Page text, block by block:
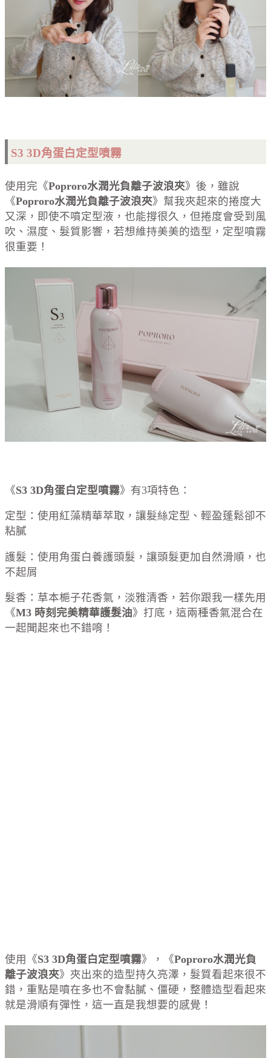
S3 3D角蛋白定型噴霧
使用完《Poproro水潤光負離子波浪夾》後，雖說
《Poproro水潤光負離子波浪夾》幫我夾起來的捲度大
又深，即使不噴定型液，也能撐很久，但捲度會受到風
吹、濕度、髮質影響，若想維持美美的造型，定型噴霧
很重要！
《S3 3D角蛋白定型噴霧》有3項特色：
定型：使用紅藻精華萃取，讓髮絲定型、輕盈蓬鬆卻不
粘膩
護髮：使用角蛋白養護頭髮，讓頭髮更加自然滑順，也
不起屑
髮香：草本梔子花香氣，淡雅清香，若你跟我一樣先用
《M3 時刻完美精華護髮油》打底，這兩種香氣混合在
一起聞起來也不錯唷！
使用《S3 3D角蛋白定型噴霧》，《Poproro水潤光負
離子波浪夾》夾出來的造型持久亮澤，髮質看起來很不
錯，重點是噴在多也不會黏膩、僵硬，整體造型看起來
就是滑順有彈性，這一直是我想要的感覺！